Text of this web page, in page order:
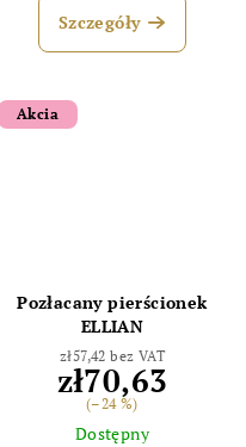
Szczegóły
Akcia
Pozłacany pierścionek
ELLIAN
zł57,42 bez VAT
zł70,63
(–24 %)
Dostępny